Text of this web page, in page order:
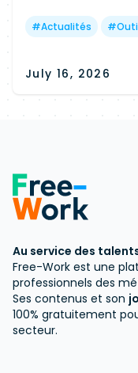
alwaysdata pour
#Actualités #
July 16, 2026
Au service des
Free-Work est une
professionnels des
Ses contenus et son
100% gratuitement
secteur.